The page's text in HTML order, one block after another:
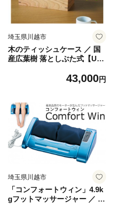
埼玉県川越市
木のティッシュケース ／ 国
産広葉樹 落としぶた式【UM
43,000円
埼玉県川越市
「コンフォートウィン」4.9k
gフットマッサージャー ／ マ